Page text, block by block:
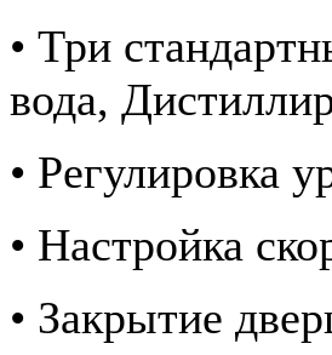
• Три
вода,
• Регулировка
• Настройка
• Закрытие